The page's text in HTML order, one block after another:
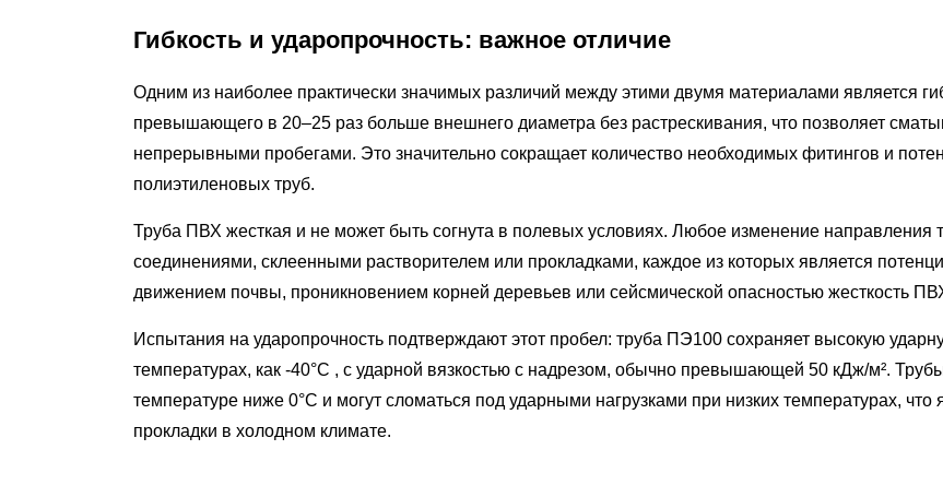
и
характеристики
4
Химическая
стойкость
для
водоснабжения
5
Подземные
работы:
почему
Гибкость и ударопрочность: важное отличие
Одним из наиболее практически значимых различий между этими двумя материалами является
превышающего в 20–25 раз больше внешнего диаметра без растрескивания, что позволяет
непрерывными пробегами. Это значительно сокращает количество необходимых фитингов и
полиэтиленовых труб.
Труба ПВХ жесткая и не может быть согнута в полевых условиях. Любое изменение направления
соединениями, склеенными растворителем или прокладками, каждое из которых является
движением почвы, проникновением корней деревьев или сейсмической опасностью жесткость
Испытания на ударопрочность подтверждают этот пробел: труба ПЭ100 сохраняет высокую
температурах, как -40°С , с ударной вязкостью с надрезом, обычно превышающей 50 кДж/м².
температуре ниже 0°C и могут сломаться под ударными нагрузками при низких температурах,
прокладки в холодном климате.